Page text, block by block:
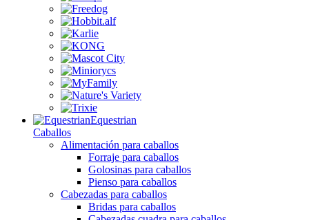
Equestrian
Caballos
Alimentación para caballos
Forraje para caballos
Golosinas para caballos
Pienso para caballos
Cabezadas para caballos
Bridas para caballos